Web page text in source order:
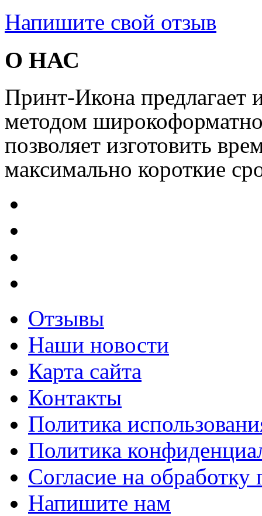
Напишите свой отзыв
О НАС
Принт-Икона предлагает
методом
позволяет изготовить
максимально короткие
Отзывы
Наши новости
Карта сайта
Контакты
Политика
Политика
Согласие на
Напишите нам